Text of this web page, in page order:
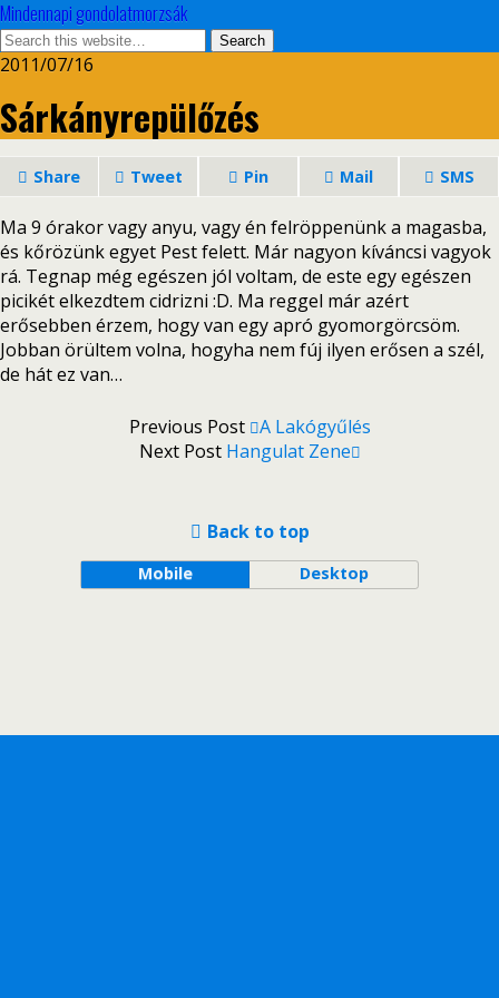
Mindennapi gondolatmorzsák
2011/07/16
Sárkányrepülőzés
Share Tweet Pin Mail SMS
Ma 9 órakor vagy anyu, vagy én felröppenünk a magasba,
és kőrözünk egyet Pest felett. Már nagyon kíváncsi vagyok
rá. Tegnap még egészen jól voltam, de este egy egészen
picikét elkezdtem cidrizni :D. Ma reggel már azért
erősebben érzem, hogy van egy apró gyomorgörcsöm.
Jobban örültem volna, hogyha nem fúj ilyen erősen a szél,
de hát ez van…
Previous Post A Lakógyűlés
Next Post Hangulat Zene
Back to top
Mobile Desktop